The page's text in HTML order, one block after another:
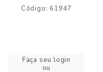
Código: 61947
Faça seu login
ou